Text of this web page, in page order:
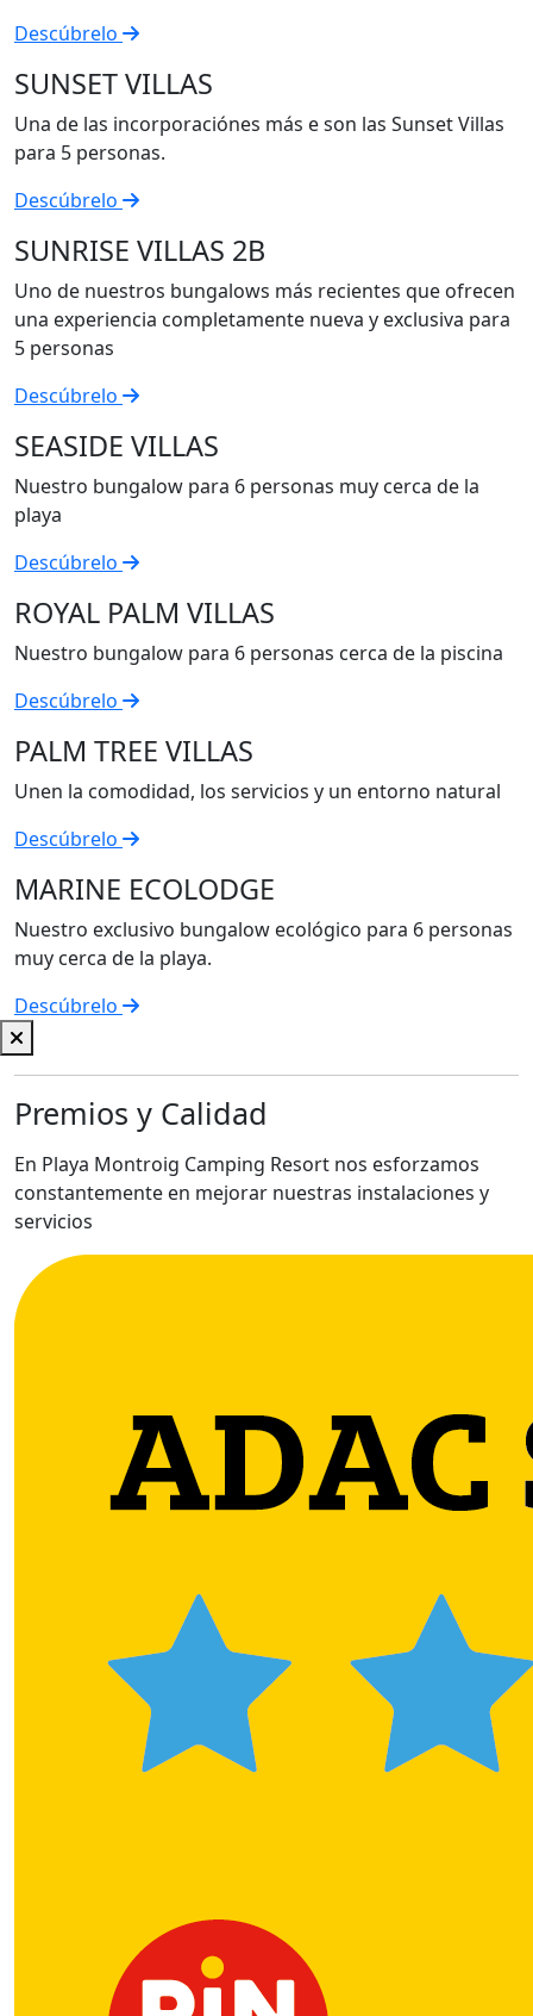
Descúbrelo
SUNSET VILLAS
Una de las incorporaciónes más e son las Sunset Villas
para 5 personas.
Descúbrelo
SUNRISE VILLAS 2B
Uno de nuestros bungalows más recientes que ofrecen
una experiencia completamente nueva y exclusiva para
5 personas
Descúbrelo
SEASIDE VILLAS
Nuestro bungalow para 6 personas muy cerca de la
playa
Descúbrelo
ROYAL PALM VILLAS
Nuestro bungalow para 6 personas cerca de la piscina
Descúbrelo
PALM TREE VILLAS
Unen la comodidad, los servicios y un entorno natural
Descúbrelo
MARINE ECOLODGE
Nuestro exclusivo bungalow ecológico para 6 personas
muy cerca de la playa.
Descúbrelo
Premios y Calidad
En Playa Montroig Camping Resort nos esforzamos
constantemente en mejorar nuestras instalaciones y
servicios